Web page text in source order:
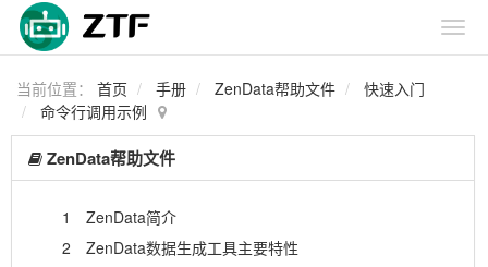
当前位置： 首页 手册 ZenData帮助文件
快速入门
命令行调用示例
ZenData帮助文件
1
ZenData简介
2
ZenData数据生成工具主要特性